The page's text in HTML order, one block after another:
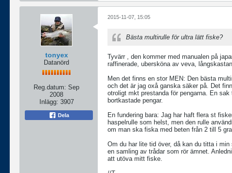
tonyex
Datanörd
Reg.datum: Sep
2008
Inlägg: 3907
Dela
2015-11-07, 15:05
Bästa multirulle för ultra lätt fiske?
Tyvärr , den kommer med manualen på
raffinerade, ubersköna av veva,
Men det finns en stor MEN: Den bästa
och det är jag oxå ganska säker på. Det
otroligt mkt prestanda för pengarna. En
bortkastade pengar.
En fundering bara: Jag har haft flera st
haspelrulle som helst, men den rulle
om man ska fiska med beten från 2 till 5
Om du har lite tid över, då kan du titta i
en samling av trådar som rör ämnet.
att utöva mitt fiske.